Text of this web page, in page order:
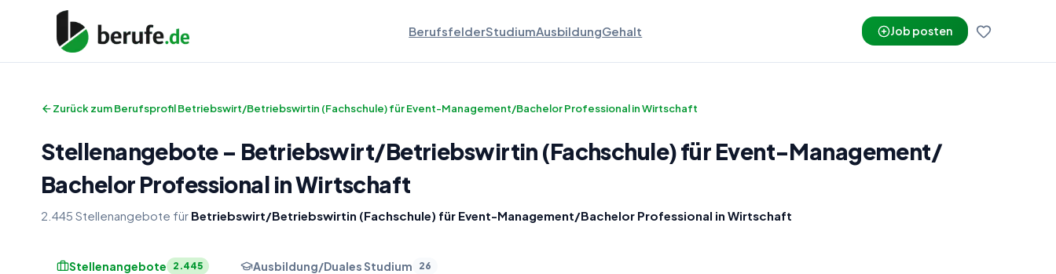
BerufsfelderStudiumAusbildungGehalt Job posten
Zurück zum BerufsprofilBetriebswirt/Betriebswirtin (Fachschule) für Event-Management/Bachelor Professional in Wirtschaft
Stellenangebote– Betriebswirt/Betriebswirtin (Fachschule) für Event-Management/
Bachelor Professional in Wirtschaft
2.445 Stellenangebote für Betriebswirt/Betriebswirtin (Fachschule) für Event-Management/Bachelor Professional in Wirtschaft
Stellenangebote 2.445 Ausbildung/Duales Studium 26